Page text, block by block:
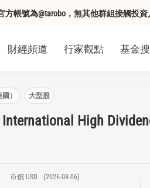
方帳號為@tarobo，無其他群組接觸投
財經頻道 行家觀點 基金
） 大型股
High
市價 USD (2026-08-06)